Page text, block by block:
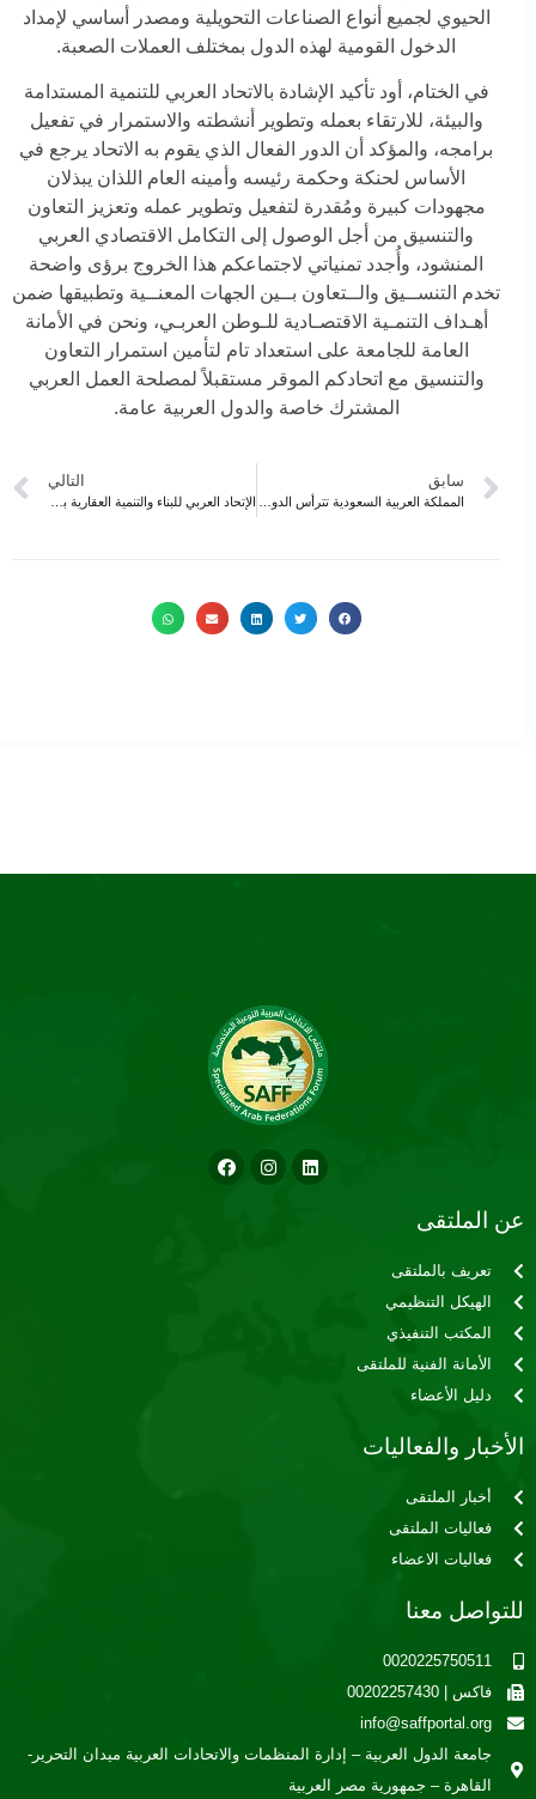
الحيوي لجميع أنواع الصناعات التحويلية ومصدر أساسي لإمداد
الدخول القومية لهذه الدول بمختلف العملات الصعبة.
في الختام، أود تأكيد الإشادة بالاتحاد العربي للتنمية المستدامة
والبيئة، للارتقاء بعمله وتطوير أنشطته والاستمرار في تفعيل
برامجه، والمؤكد أن الدور الفعال الذي يقوم به الاتحاد يرجع في
الأساس لحنكة وحكمة رئيسه وأمينه العام اللذان يبذلان
مجهودات كبيرة ومُقدرة لتفعيل وتطوير عمله وتعزيز التعاون
والتنسيق من أجل الوصول إلى التكامل الاقتصادي العربي
المنشود، وأُجدد تمنياتي لاجتماعكم هذا الخروج برؤى واضحة
تخدم التنســيق والــتعاون بــين الجهات المعنــية وتطبيقها ضمن
أهـداف التنمـية الاقتصـادية للـوطن العربـي، ونحن في الأمانة
العامة للجامعة على استعداد تام لتأمين استمرار التعاون
والتنسيق مع اتحادكم الموقر مستقبلاً لمصلحة العمل العربي
المشترك خاصة والدول العربية عامة.
سابق
المملكة العربية السعودية تترأس الدورة 64 للمجلس التنفيذي للمنظمة العربية للتنمية الصناعية:
التالي
الإتحاد العربي للبناء والتنمية العقارية برئاسة سعودية، العتيبي رئيساً للإتحاد العربي للبناء والتنمية العقارية
عن الملتقى
تعريف بالملتقى
الهيكل التنظيمي
المكتب التنفيذي
الأمانة الفنية للملتقى
دليل الأعضاء
الأخبار والفعاليات
أخبار الملتقى
فعاليات الملتقى
فعاليات الاعضاء
للتواصل معنا
0020225750511
فاكس | 00202257430
info@saffportal.org
جامعة الدول العربية – إدارة المنظمات والاتحادات العربية ميدان التحرير-
القاهرة – جمهورية مصر العربية